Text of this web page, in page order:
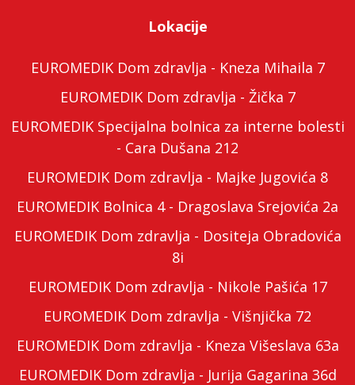
Lokacije
EUROMEDIK Dom zdravlja - Kneza Mihaila 7
EUROMEDIK Dom zdravlja - Žička 7
EUROMEDIK Specijalna bolnica za interne bolesti
- Cara Dušana 212
EUROMEDIK Dom zdravlja - Majke Jugovića 8
EUROMEDIK Bolnica 4 - Dragoslava Srejovića 2a
EUROMEDIK Dom zdravlja - Dositeja Obradovića
8i
EUROMEDIK Dom zdravlja - Nikole Pašića 17
EUROMEDIK Dom zdravlja - Višnjička 72
EUROMEDIK Dom zdravlja - Kneza Višeslava 63a
EUROMEDIK Dom zdravlja - Jurija Gagarina 36d